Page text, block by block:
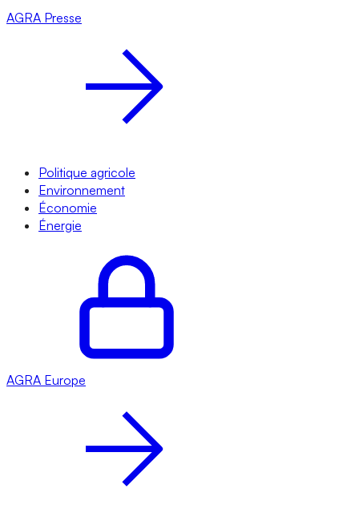
AGRA Presse
Politique agricole
Environnement
Économie
Énergie
AGRA Europe